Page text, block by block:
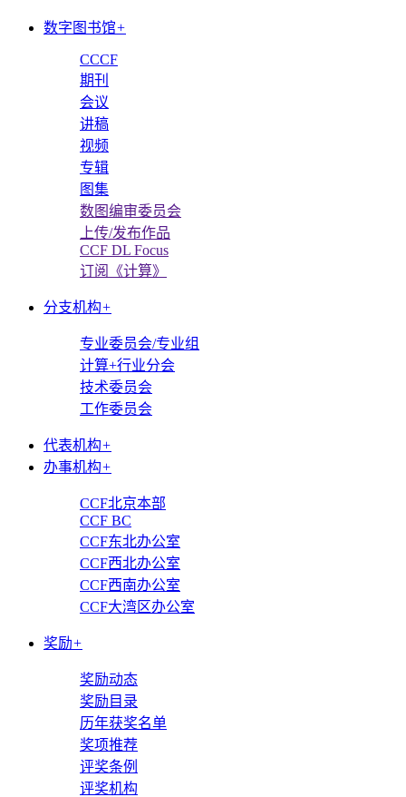
数字图书馆+
CCCF
期刊
会议
讲稿
视频
专辑
图集
数图编审委员会
上传/发布作品
CCF DL Focus
订阅《计算》
分支机构+
专业委员会/专业组
计算+行业分会
技术委员会
工作委员会
代表机构+
办事机构+
CCF北京本部
CCF BC
CCF东北办公室
CCF西北办公室
CCF西南办公室
CCF大湾区办公室
奖励+
奖励动态
奖励目录
历年获奖名单
奖项推荐
评奖条例
评奖机构